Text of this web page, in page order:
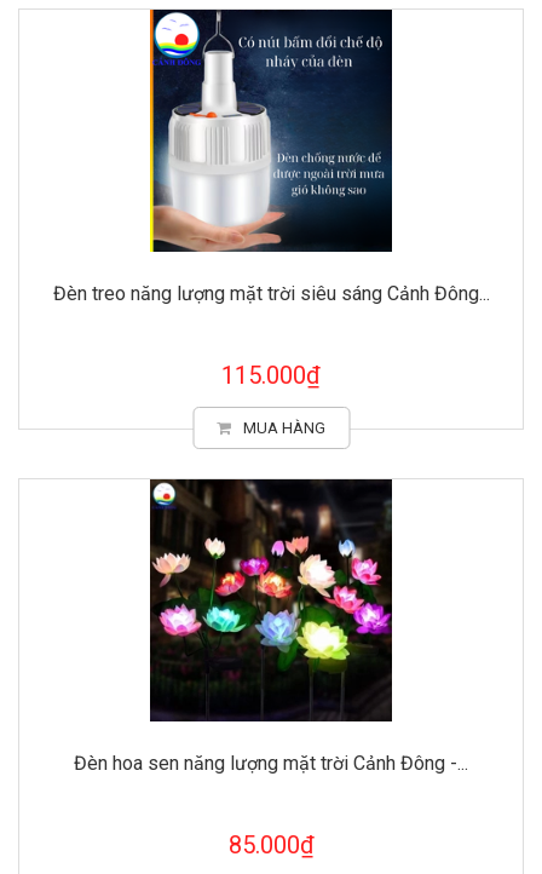
Đèn treo năng lượng mặt trời siêu sáng Cảnh Đông...
115.000₫
MUA HÀNG
Đèn hoa sen năng lượng mặt trời Cảnh Đông -...
85.000₫